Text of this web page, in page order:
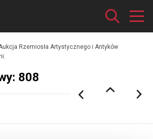
Rzemiosła Artystycznego i Antyków
808